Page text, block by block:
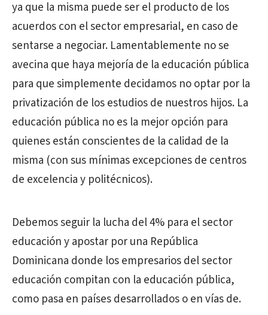
ya que la misma puede ser el producto de los
acuerdos con el sector empresarial, en caso de
sentarse a negociar. Lamentablemente no se
avecina que haya mejoría de la educación pública
para que simplemente decidamos no optar por la
privatización de los estudios de nuestros hijos. La
educación pública no es la mejor opción para
quienes están conscientes de la calidad de la
misma (con sus mínimas excepciones de centros
de excelencia y politécnicos).
Debemos seguir la lucha del 4% para el sector
educación y apostar por una República
Dominicana donde los empresarios del sector
educación compitan con la educación pública,
como pasa en países desarrollados o en vías de.